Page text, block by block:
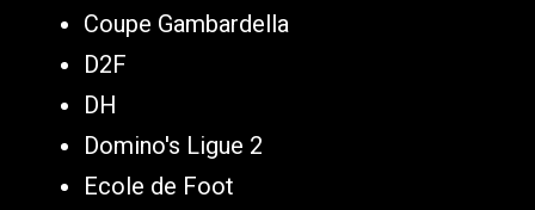
Coupe Gambardella
D2F
DH
Domino's Ligue 2
Ecole de Foot